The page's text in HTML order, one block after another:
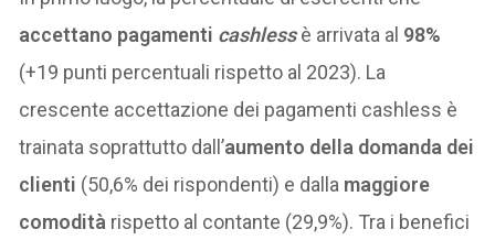
accettano pagamenti cashless è arrivata al 98%
(+19 punti percentuali rispetto al 2023). La
crescente accettazione dei pagamenti cashless è
trainata soprattutto dall’aumento della domanda dei
clienti (50,6% dei rispondenti) e dalla maggiore
comodità rispetto al contante (29,9%). Tra i benefici